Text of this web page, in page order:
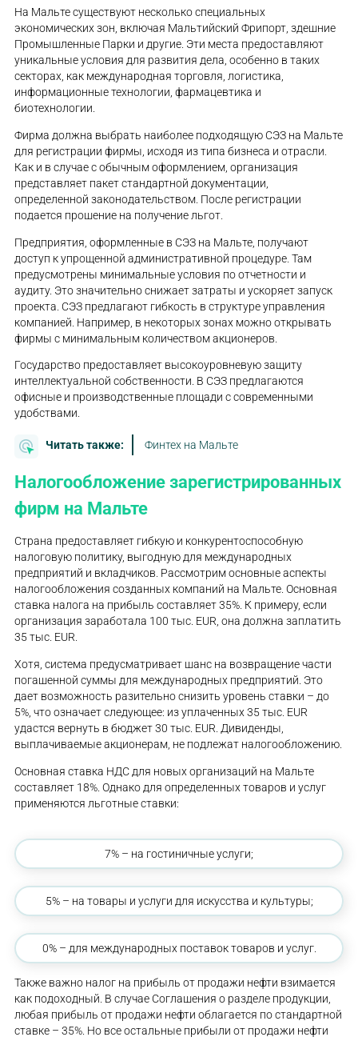
На Мальте существуют несколько специальных
экономических зон, включая Мальтийский Фрипорт, здешние
Промышленные Парки и другие. Эти места предоставляют
уникальные условия для развития дела, особенно в таких
секторах, как международная торговля, логистика,
информационные технологии, фармацевтика и
биотехнологии.
Фирма должна выбрать наиболее подходящую СЭЗ на Мальте
для регистрации фирмы, исходя из типа бизнеса и отрасли.
Как и в случае с обычным оформлением, организация
представляет пакет стандартной документации,
определенной законодательством. После регистрации
подается прошение на получение льгот.
Предприятия, оформленные в СЭЗ на Мальте, получают
доступ к упрощенной административной процедуре. Там
предусмотрены минимальные условия по отчетности и
аудиту. Это значительно снижает затраты и ускоряет запуск
проекта. СЭЗ предлагают гибкость в структуре управления
компанией. Например, в некоторых зонах можно открывать
фирмы с минимальным количеством акционеров.
Государство предоставляет высокоуровневую защиту
интеллектуальной собственности. В СЭЗ предлагаются
офисные и производственные площади с современными
удобствами.
Читать также: Финтех на Мальте
Налогообложение зарегистрированных
фирм на Мальте
Страна предоставляет гибкую и конкурентоспособную
налоговую политику, выгодную для международных
предприятий и вкладчиков. Рассмотрим основные аспекты
налогообложения созданных компаний на Мальте. Основная
ставка налога на прибыль составляет 35%. К примеру, если
организация заработала 100 тыс. EUR, она должна заплатить
35 тыс. EUR.
Хотя, система предусматривает шанс на возвращение части
погашенной суммы для международных предприятий. Это
дает возможность разительно снизить уровень ставки – до
5%, что означает следующее: из уплаченных 35 тыс. EUR
удастся вернуть в бюджет 30 тыс. EUR. Дивиденды,
выплачиваемые акционерам, не подлежат налогообложению.
Основная ставка НДС для новых организаций на Мальте
составляет 18%. Однако для определенных товаров и услуг
применяются льготные ставки:
7% – на гостиничные услуги;
5% – на товары и услуги для искусства и культуры;
0% – для международных поставок товаров и услуг.
Также важно налог на прибыль от продажи нефти взимается
как подоходный. В случае Соглашения о разделе продукции,
любая прибыль от продажи нефти облагается по стандартной
ставке – 35%. Но все остальные прибыли от продажи нефти